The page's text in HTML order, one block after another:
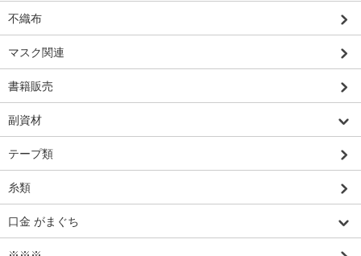
不織布
マスク関連
書籍販売
副資材
テープ類
糸類
口金 がまぐち